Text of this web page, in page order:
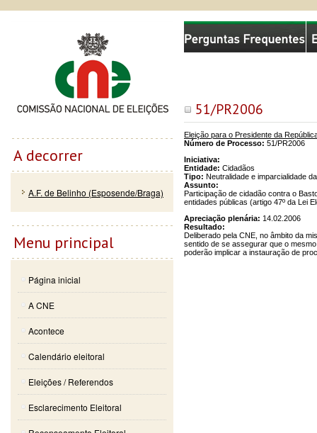
51/PR2006
Eleição para o Presidente da
Número de Processo: 51/PR2006
Iniciativa:
Entidade: Cidadãos
Tipo: Neutralidade e imparcialidade
Assunto:
Participação de cidadão contra o
entidades públicas (artigo 47º da Lei
Apreciação plenária: 14.02.2006
Resultado:
Deliberado pela CNE, no âmbito da
sentido de se assegurar que o
poderão implicar a instauração de
Comissão Nacional de Eleições
A decorrer
A.F. de Belinho (Esposende/Braga)
Menu principal
Página inicial
A CNE
Acontece
Calendário eleitoral
Eleições / Referendos
Esclarecimento Eleitoral